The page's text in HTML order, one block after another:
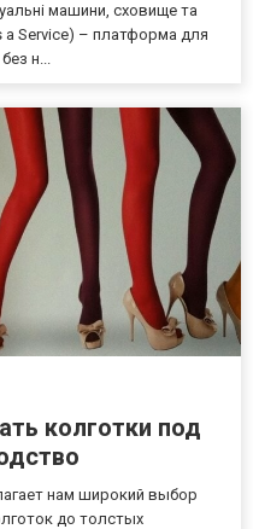
машини, сховище та
a Service) – платформа для
н...
колготки под
нам широкий выбор
до толстых